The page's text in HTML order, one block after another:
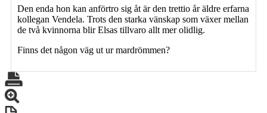
Den enda hon kan anförtro sig åt är den trettio år äldre erfarna
kollegan Vendela. Trots den starka vänskap som växer mellan
de två kvinnorna blir Elsas tillvaro allt mer olidlig.
Finns det någon väg ut ur mardrömmen?